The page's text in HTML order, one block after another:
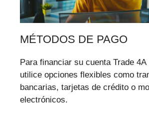
MÉTODOS DE PAGO
Para financiar su cuenta Trade
utilice opciones flexibles como
bancarias, tarjetas de crédito o
electrónicos.